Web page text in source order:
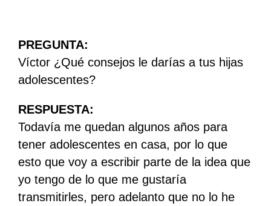
PREGUNTA:
Víctor ¿Qué consejos le darías a tus hijas
adolescentes?
RESPUESTA:
Todavía me quedan algunos años para
tener adolescentes en casa, por lo que
esto que voy a escribir parte de la idea que
yo tengo de lo que me gustaría
transmitirles, pero adelanto que no lo he